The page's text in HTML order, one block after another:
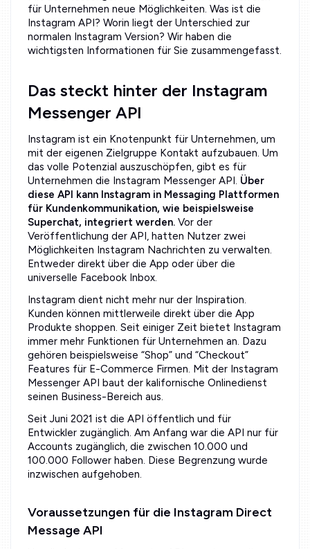
für Unternehmen neue Möglichkeiten. Was ist die
Instagram API? Worin liegt der Unterschied zur
normalen Instagram Version? Wir haben die
wichtigsten Informationen für Sie zusammengefasst.
Das steckt hinter der Instagram
Messenger API
Instagram ist ein Knotenpunkt für Unternehmen, um
mit der eigenen Zielgruppe Kontakt aufzubauen. Um
das volle Potenzial auszuschöpfen, gibt es für
Unternehmen die Instagram Messenger API. Über
diese API kann Instagram in Messaging Plattformen
für Kundenkommunikation, wie beispielsweise
Superchat, integriert werden. Vor der
Veröffentlichung der API, hatten Nutzer zwei
Möglichkeiten Instagram Nachrichten zu verwalten.
Entweder direkt über die App oder über die
universelle Facebook Inbox.
Instagram dient nicht mehr nur der Inspiration.
Kunden können mittlerweile direkt über die App
Produkte shoppen. Seit einiger Zeit bietet Instagram
immer mehr Funktionen für Unternehmen an. Dazu
gehören beispielsweise “Shop” und “Checkout”
Features für E-Commerce Firmen. Mit der Instagram
Messenger API baut der kalifornische Onlinedienst
seinen Business-Bereich aus.
Seit Juni 2021 ist die API öffentlich und für
Entwickler zugänglich. Am Anfang war die API nur für
Accounts zugänglich, die zwischen 10.000 und
100.000 Follower haben. Diese Begrenzung wurde
inzwischen aufgehoben.
Voraussetzungen für die Instagram Direct
Message API